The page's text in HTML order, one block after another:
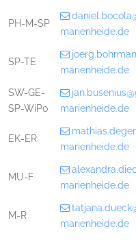
PH-M-SP
marienheide.de
SP-TE
marienheide.de
SW-GE-
SP-WiPo
marienheide.de
EK-ER
marienheide.de
MU-F
marienheide.de
M-R
marienheide.de